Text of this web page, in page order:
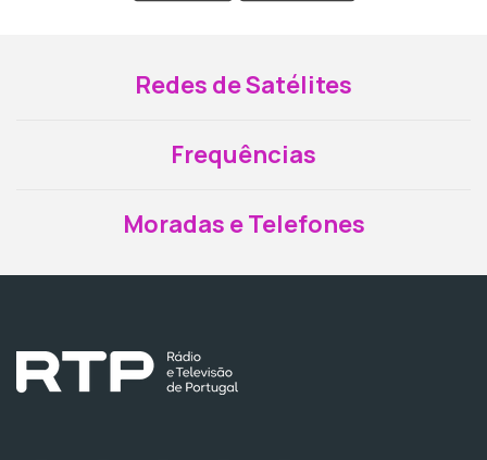
Redes de Satélites
Frequências
Moradas e Telefones